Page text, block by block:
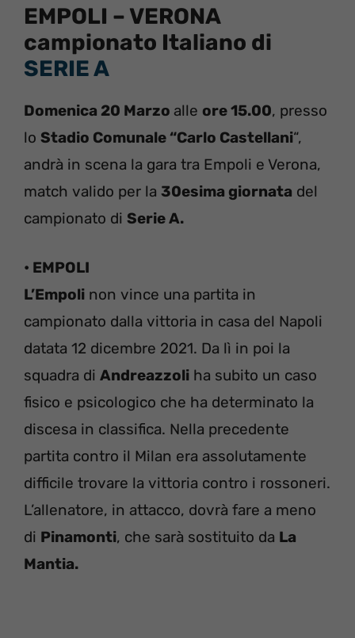
EMPOLI – VERONA
campionato Italiano di
SERIE A
Domenica 20 Marzo alle ore 15.00, presso
lo Stadio Comunale “Carlo Castellani“,
andrà in scena la gara tra Empoli e Verona,
match valido per la 30esima giornata del
campionato di Serie A.
• EMPOLI
L’Empoli non vince una partita in
campionato dalla vittoria in casa del Napoli
datata 12 dicembre 2021. Da lì in poi la
squadra di Andreazzoli ha subito un caso
fisico e psicologico che ha determinato la
discesa in classifica. Nella precedente
partita contro il Milan era assolutamente
difficile trovare la vittoria contro i rossoneri.
L’allenatore, in attacco, dovrà fare a meno
di Pinamonti, che sarà sostituito da La
Mantia.